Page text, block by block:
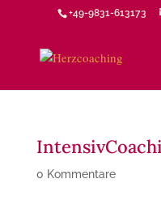
+49-9831-613173
0 Kommentare